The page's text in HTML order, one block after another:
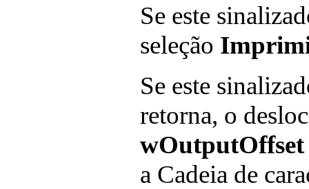
Se este
seleção
Se este
retorna, o
wOutputOffset
a Cadeia de